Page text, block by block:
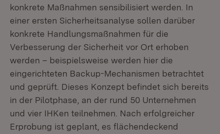
konkrete Maßnahmen sensibilisiert werden. In
einer ersten Sicherheitsanalyse sollen darüber
konkrete Handlungsmaßnahmen für die
Verbesserung der Sicherheit vor Ort erhoben
werden – beispielsweise werden hier die
eingerichteten Backup-Mechanismen betrachtet
und geprüft. Dieses Konzept befindet sich bereits
in der Pilotphase, an der rund 50 Unternehmen
und vier IHKen teilnehmen. Nach erfolgreicher
Erprobung ist geplant, es flächendeckend